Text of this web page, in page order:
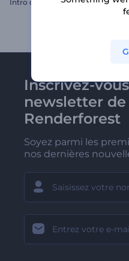
Intro dynamique d'entreprise
Inscrivez-
newsletter de
Renderforest
Soyez parmi les
nos dernières